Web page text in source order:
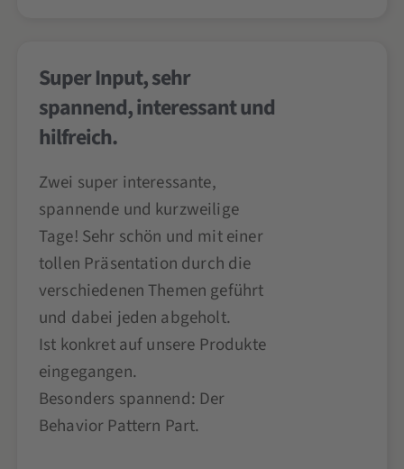
Super Input, sehr
spannend, interessant und
hilfreich.
Zwei super interessante,
spannende und kurzweilige
Tage! Sehr schön und mit einer
tollen Präsentation durch die
verschiedenen Themen geführt
und dabei jeden abgeholt.
Ist konkret auf unsere Produkte
eingegangen.
Besonders spannend: Der
Behavior Pattern Part.